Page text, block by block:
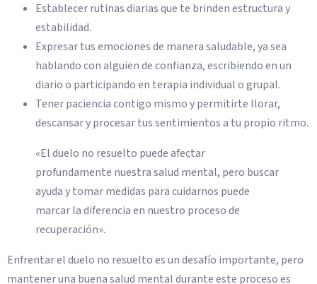
Establecer rutinas diarias que te brinden estructura y
estabilidad.
Expresar tus emociones de manera saludable, ya sea
hablando con alguien de confianza, escribiendo en un
diario o participando en terapia individual o grupal.
Tener paciencia contigo mismo y permitirte llorar,
descansar y procesar tus sentimientos a tu propio ritmo.
«El duelo no resuelto puede afectar
profundamente nuestra salud mental, pero buscar
ayuda y tomar medidas para cuidarnos puede
marcar la diferencia en nuestro proceso de
recuperación».
Enfrentar el duelo no resuelto es un desafío importante, pero
mantener una buena salud mental durante este proceso es